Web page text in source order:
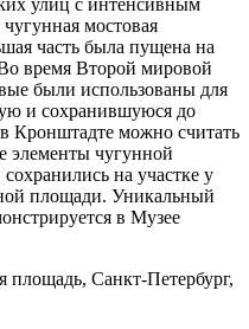
улиц с интенсивным
мостовая
часть была пущена на
время Второй мировой
были использованы для
и сохранившуюся до
Кронштадте можно считать
элементы чугунной
на участке у
площади. Уникальный
в Музее
площадь, Санкт-Петербург,